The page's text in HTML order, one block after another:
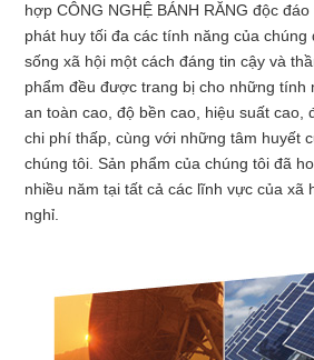
hợp CÔNG NGHỆ BÁNH RĂNG độc
phát huy tối đa các tính năng của
sống xã hội một cách đáng tin cậy và
phẩm đều được trang bị cho những tính
an toàn cao, độ bền cao, hiệu suất cao,
chi phí thấp, cùng với những tâm huyết
chúng tôi. Sản phẩm của chúng tôi đã
nhiều năm tại tất cả các lĩnh vực của xã
nghỉ.